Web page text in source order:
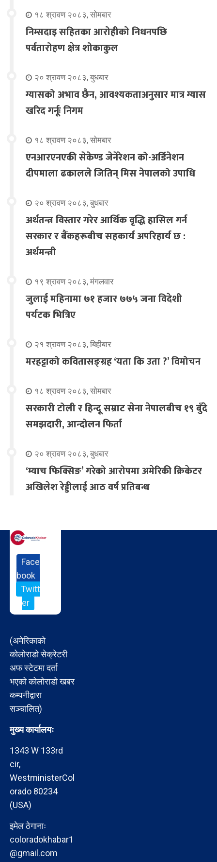
१८ श्रावण २०८३, सोमबार
निम्सदाइ सहितका आरोहीको निधनपछि
पर्वतारोहण क्षेत्र शोकाकुल
२० श्रावण २०८३, बुधबार
ग्यासको अभाव छैन, आवश्यकताअनुसार मात्र ग्यास
खरिद गर्नूः निगम
१८ श्रावण २०८३, सोमबार
एनआरएनएकी सेकेण्ड जेनेरेशन को-अर्डिनेशन
दीपमाला ढकालले जितिन् मिस नेपालको उपाधि
२० श्रावण २०८३, बुधबार
अर्थतन्त्र विस्तार गरेर आर्थिक वृद्धि हासिल गर्न
सरकार र बैंकहरूबीच सहकार्य अपरिहार्य छ :
अर्थमन्त्री
१९ श्रावण २०८३, मंगलवार
जुलाई महिनामा ७१ हजार ७७५ जना विदेशी
पर्यटक भित्रिए
२१ श्रावण २०८३, बिहीबार
मरहट्टाको कवितासङ्ग्रह ‘यता कि उता ?’ विमोचन
१८ श्रावण २०८३, सोमबार
सरकारी टोली र हिन्दू सम्राट सेना नेपालबीच १९ बुँदे
समझदारी, आन्दोलन फिर्ता
२० श्रावण २०८३, बुधबार
‘म्याच फिक्सिङ’ गरेको आरोपमा अमेरिकी क्रिकेटर
अखिलेश रेड्डीलाई आठ वर्ष प्रतिबन्ध
Face
book
Twitt
er
(अमेरिकाको
कोलोराडो सेक्रेटरी
अफ स्टेटमा दर्ता
भएको कोलोराडो खबर
कम्पनीद्वारा
सञ्चालित)
मुख्य कार्यालयः
1343 W 133rd
cir,
WestministerCol
orado 80234
(USA)
इमेल ठेगानाः
coloradokhabar1
@gmail.com